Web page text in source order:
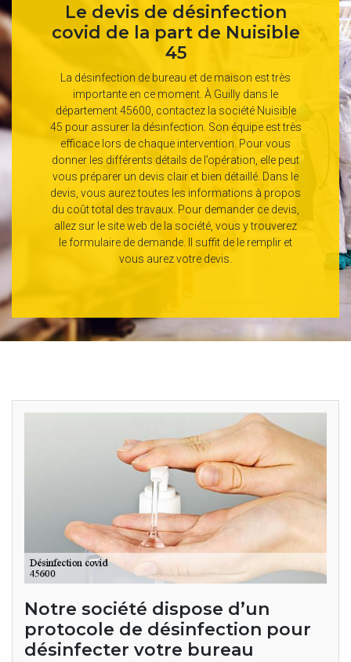
Le devis de désinfection
covid de la part de Nuisible
45
La désinfection de bureau et de maison est très
importante en ce moment. À Guilly dans le
département 45600, contactez la société Nuisible
45 pour assurer la désinfection. Son équipe est très
efficace lors de chaque intervention. Pour vous
donner les différents détails de l’opération, elle peut
vous préparer un devis clair et bien détaillé. Dans le
devis, vous aurez toutes les informations à propos
du coût total des travaux. Pour demander ce devis,
allez sur le site web de la société, vous y trouverez
le formulaire de demande. Il suffit de le remplir et
vous aurez votre devis.
Notre société dispose d’un
protocole de désinfection pour
désinfecter votre bureau